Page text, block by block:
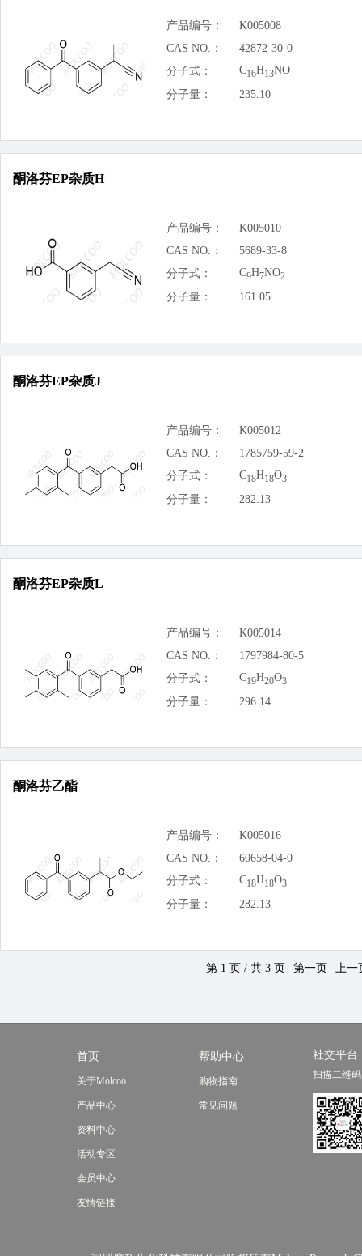
产品编号：
K005008
CAS NO.：
42872-30-0
分子式：
C16H13NO
分子量：
235.10
酮洛芬EP杂质H
产品编号：
K005010
CAS NO.：
5689-33-8
分子式：
C9H7NO2
分子量： 161.05
酮洛芬EP杂质J
产品编号：
K005012
CAS NO.：
1785759-59-2
分子式：
C18H18O3
分子量： 282.13
酮洛芬EP杂质L
产品编号：
K005014
CAS NO.：
1797984-80-5
分子式：
C19H20O3
分子量： 296.14
酮洛芬乙酯
产品编号：
K005016
CAS NO.：
60658-04-0
分子式：
C18H18O3
分子量： 282.13
第 1 页 / 共 3 页 第一页 上一
首页
关于Molcoo
产品中心
资料中心
活动专区
会员中心
友情链接
帮助中心
购物指南
常见问题
社交平台
扫描二维